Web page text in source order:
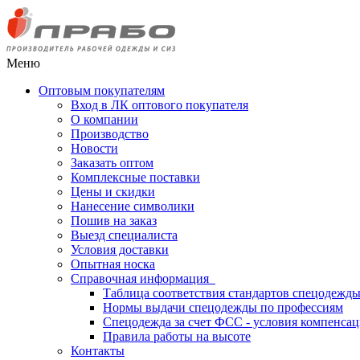
Меню
Оптовым покупателям
Вход в ЛК оптового покупателя
О компании
Производство
Новости
Заказать оптом
Комплексные поставки
Цены и скидки
Нанесение символики
Пошив на заказ
Выезд специалиста
Условия доставки
Опытная носка
Справочная информация
Таблица соответствия стандартов спецодежды
Нормы выдачи спецодежды по профессиям
Спецодежда за счет ФСС - условия
Правила работы на высоте
Контакты